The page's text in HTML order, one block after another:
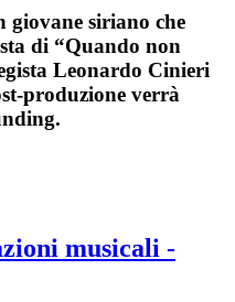
giovane siriano che
di “Quando non
Leonardo Cinieri
produzione verrà
musicali -